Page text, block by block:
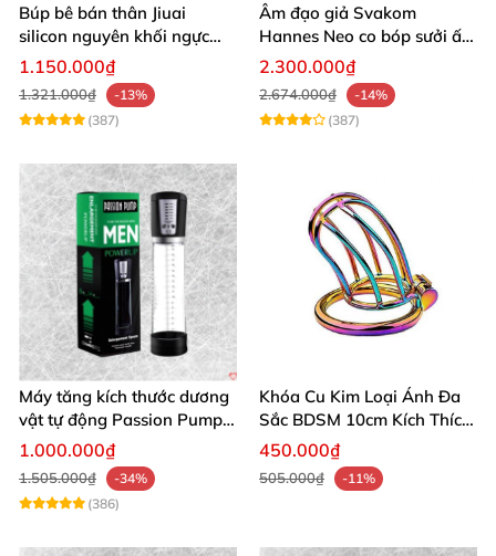
Búp bê bán thân Jiuai
silicon nguyên khối ngực
âm đạo thật
1.150.000₫
1.321.000₫
-13%
(387)
Âm đạo giả Svakom
Hannes Neo co bóp sưởi ấm
app điều khiển tiện lợi
2.300.000₫
2.674.000₫
-14%
(387)
Máy tăng kích thước dương
vật tự động Passion Pump
sạc tiện lợi
1.000.000₫
1.505.000₫
-34%
(386)
Khóa Cu Kim Loại Ánh Đa
Sắc BDSM 10cm Kích Thích
Cao
450.000₫
505.000₫ -11%